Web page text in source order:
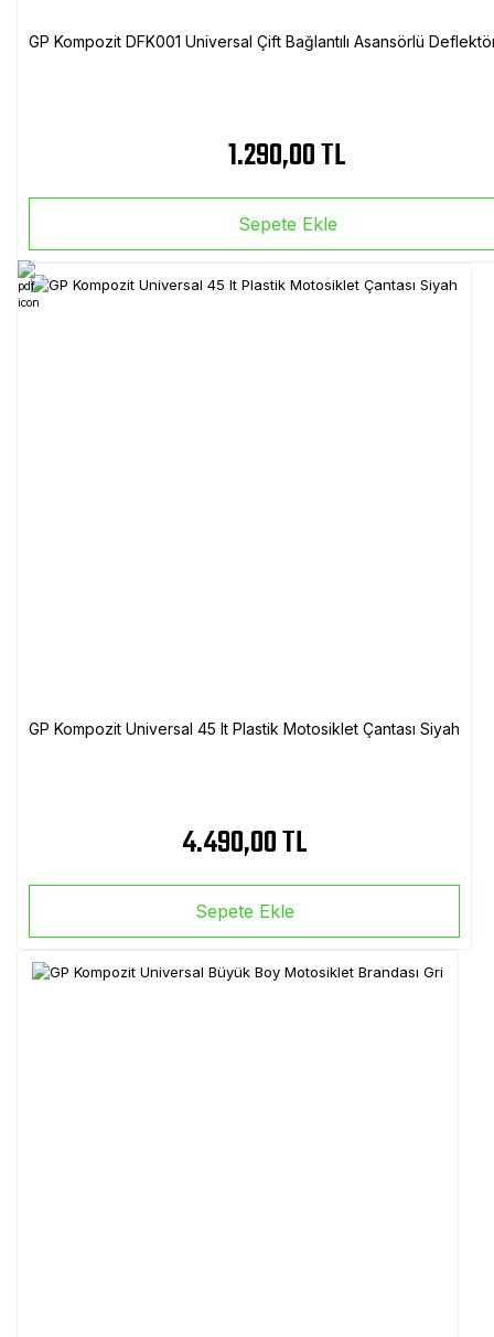
GP Kompozit DFK001 Universal Çift Bağlantılı Asansörlü
1.290,00 TL
Sepete Ekle
GP Kompozit Universal 45 lt Plastik Motosiklet Çantası Siyah
4.490,00 TL
Sepete Ekle